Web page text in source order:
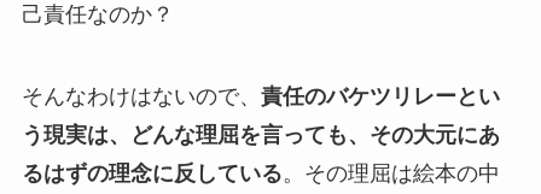
己責任なのか？
そんなわけはないので、 責任のバケツリレーとい
う現実は、どんな理屈を言っても、その大元にあ
るはずの理念に反している。その理屈は絵本の中